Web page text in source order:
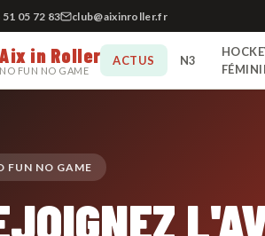
51 05 72 83 club@aixinroller.fr
Aix in Roller
NO FUN NO GAME
ACTUS N3
FUN NO GAME